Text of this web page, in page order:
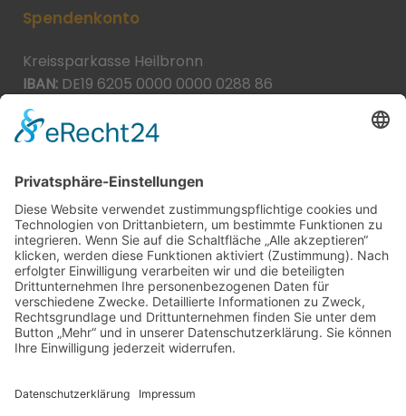
Spendenkonto
Kreissparkasse Heilbronn
IBAN: DE19 6205 0000 0000 0288 86
BIC:
Spende direkt via PayPal
JETZT SPENDEN
paypal@heilbronner-tierschutz.de